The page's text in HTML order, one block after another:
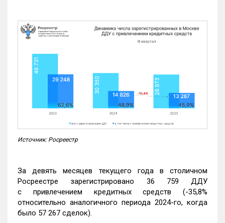
Источник: Росреестр
За девять месяцев текущего года в столичном
Росреестре зарегистрировано 36 759 ДДУ
с привлечением кредитных средств (-35,8%
относительно аналогичного периода 2024-го, когда
было 57 267 сделок).